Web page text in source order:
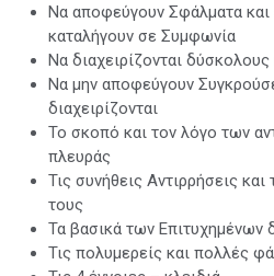
Να αποφεύγουν Σφάλματα
καταλήγουν σε Συμφωνία
Να διαχειρίζονται
Να μην αποφεύγουν
διαχειρίζονται
Το σκοπό και τον λόγο των
πλευράς
Τις συνήθεις Αντιρρήσεις
τους
Τα βασικά των Επιτυχημένων
Τις πολυμερείς και πολλές